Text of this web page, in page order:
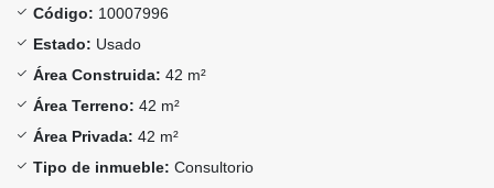
Código: 10007996
Estado: Usado
Área Construida: 42 m²
Área Terreno: 42 m²
Área Privada: 42 m²
Tipo de inmueble: Consultorio